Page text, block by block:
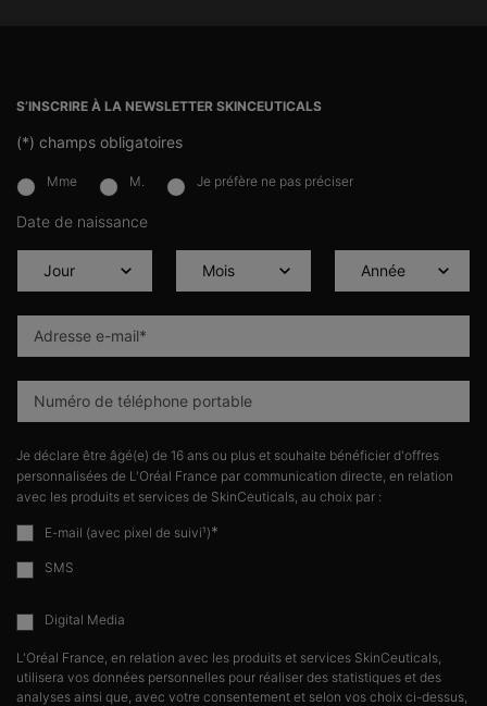
S’INSCRIRE À LA NEWSLETTER SKINCEUTICALS
(*) champs obligatoires
newslettersignup.title.legend
Mme M. Je préfère ne pas préciser
Date de naissance
Adresse e-mail*
Numéro de téléphone portable
Je déclare être âgé(e) de 16 ans ou plus et souhaite bénéficier d'offres
personnalisées de L'Oréal France par communication directe, en relation
avec les produits et services de SkinCeuticals, au choix par :
E-mail (avec pixel de suivi¹)*
SMS
Digital Media
L'Oréal France, en relation avec les produits et services SkinCeuticals,
utilisera vos données personnelles pour réaliser des statistiques et des
analyses ainsi que, avec votre consentement et selon vos choix ci-dessus,